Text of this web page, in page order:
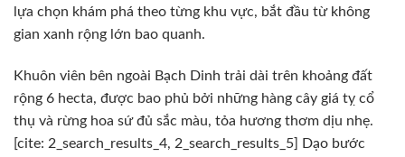
lựa chọn khám phá theo từng khu vực, bắt đầu từ không
gian xanh rộng lớn bao quanh.
Khuôn viên bên ngoài Bạch Dinh trải dài trên khoảng đất
rộng 6 hecta, được bao phủ bởi những hàng cây giá tỵ cổ
thụ và rừng hoa sứ đủ sắc màu, tỏa hương thơm dịu nhẹ.
[cite: 2_search_results_4, 2_search_results_5] Dạo bước